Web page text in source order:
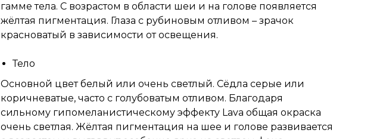
гамме тела. С возрастом в области шеи и на голове появляется
жёлтая пигментация. Глаза с рубиновым отливом – зрачок
красноватый в зависимости от освещения.
Тело
Основной цвет белый или очень светлый. Сёдла серые или
коричневатые, часто с голубоватым отливом. Благодаря
сильному гипомеланистическому эффекту Lava общая окраска
очень светлая. Жёлтая пигментация на шее и голове развивается